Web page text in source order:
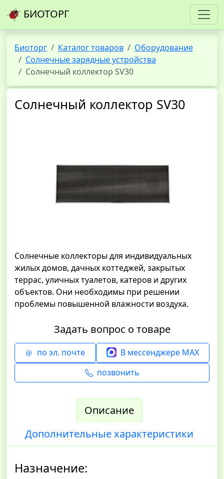
БИОТОРГ
Биоторг Каталог товаров
Оборудование
Солнечные зарядные устройства
Солнечный коллектор SV30
Солнечный коллектор SV30
Солнечные коллекторы для индивидуальных
жилых домов, дачных коттеджей, закрытых
террас, уличных туалетов, катеров и других
объектов. Они необходимы при решении
проблемы повышенной влажности воздуха.
Задать вопрос о товаре
по эл. почте
В мессенджере MAX
позвонить
Описание
Дополнительные характеристики
Назначение: